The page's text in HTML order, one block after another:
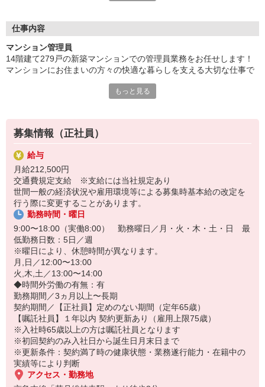
「いつもありがとう」と声をかけていただける嬉しさはひとしお
です。
残業ほぼなし！勤務地もご自宅近くを考慮！
さらに、充実の研修とフォロー体制で、
安定も、やりがいも、どちらも手に入る！
大手グループの基盤のもと、地域に貢献できる仕事、始めません
か。
仕事内容
マンション管理員
14階建て279戸の新築マンションでの管理員業務をお任せします！
マンションにお住まいの方々の快適な暮らしを支える大切な仕事で
せ・ご相談など）
・共用部分の清掃（エントランス・エレベーター内・廊下・階段・
ゴミ置場など）
・館内や敷地内の点検、巡回
・管理組合運営補助（理事会や総会の出席、事前準備など）
・事務業務
もっと見る
募集情報（正社員）
給与
月給212,500円
交通費規定支給 ※支給には当社規定あり
世間一般の経済状況や雇用環境等による募集時基本給の改定を
行う際に変更することがあります。
勤務時間・曜日
9:00〜18:00（実働8:00） 勤務曜日／月・火・木・土・日 最
低勤務日数：5日／週
※曜日により、休憩時間が異なります。
月,日／12:00〜13:00
火,木,土／13:00〜14:00
◆時間外労働の有無：有
勤務期間／3ヵ月以上〜長期
契約期間／【正社員】定めのない期間（定年65歳）
【嘱託社員】１年以内 契約更新あり（雇用上限75歳）
※入社時65歳以上の方は嘱託社員となります
※初回契約のみ入社日から誕生日月末日まで
※更新条件：契約満了時の健康状態・業務遂行能力・在籍中の
実績等により判断
アクセス・勤務地